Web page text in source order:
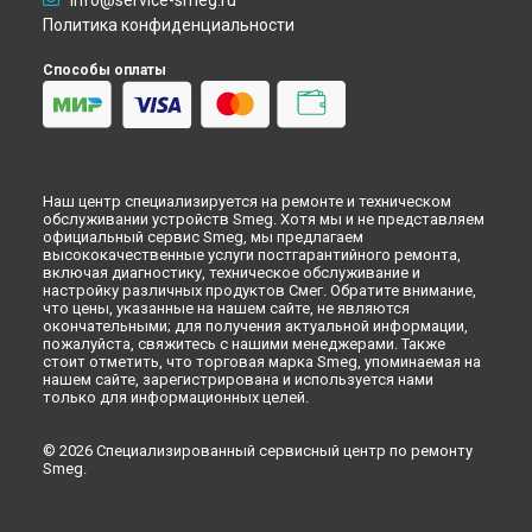
Устранение утечки хладагента холодильника Smeg в
Устранение утечки хладагента холодильника Smeg в
Устранение утечки хладагента холодильника Smeg в
Устранение утечки хладагента холодильника Smeg в
Оренбурге
Устранение утечки хладагента холодильника Smeg в
Кемерово
Устранение утечки хладагента холодильника Smeg в
Новокузнецке
Устранение утечки хладагента холодильника Smeg в
Рязани
Устранение утечки хладагента холодильника Smeg в
Устранение утечки хладагента холодильника Smeg в
Набережных Челнах
Политика конфиденциальности
Способы оплаты
Наш центр специализируется на ремонте и техническом
обслуживании устройств Smeg. Хотя мы и не представляем
официальный сервис Smeg, мы предлагаем
высококачественные услуги постгарантийного ремонта,
включая диагностику, техническое обслуживание и
настройку различных продуктов Смег. Обратите внимание,
что цены, указанные на нашем сайте, не являются
окончательными; для получения актуальной информации,
пожалуйста, свяжитесь с нашими менеджерами. Также
стоит отметить, что торговая марка Smeg, упоминаемая на
нашем сайте, зарегистрирована и используется нами
только для информационных целей.
© 2026 Специализированный сервисный центр по ремонту
Smeg.